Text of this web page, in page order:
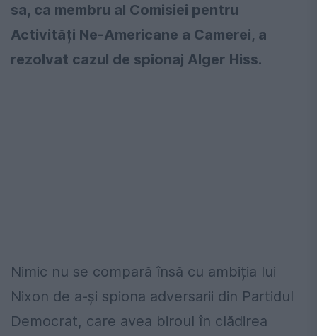
sa, ca membru al Comisiei pentru
Activități Ne-Americane a Camerei, a
rezolvat cazul de spionaj Alger Hiss.
Nimic nu se compară însă cu ambiția lui
Nixon de a-și spiona adversarii din Partidul
Democrat, care avea biroul în clădirea